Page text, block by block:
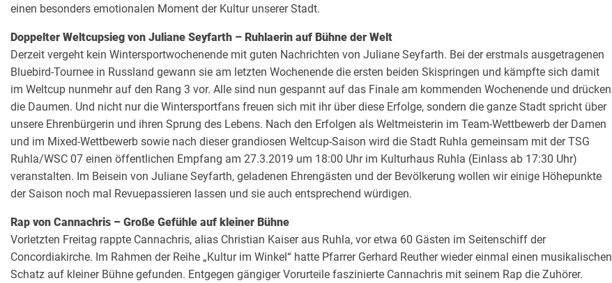
einen besonders emotionalen Moment der Kultur unserer Stadt.
Doppelter Weltcupsieg von Juliane Seyfarth – Ruhlaerin auf Bühne der Welt
Derzeit vergeht kein Wintersportwochenende mit guten Nachrichten von Juliane Seyfarth. Bei der erstmals ausgetragenen
Bluebird-Tournee in Russland gewann sie am letzten Wochenende die ersten beiden Skispringen und kämpfte sich damit
im Weltcup nunmehr auf den Rang 3 vor. Alle sind nun gespannt auf das Finale am kommenden Wochenende und drücken
die Daumen. Und nicht nur die Wintersportfans freuen sich mit ihr über diese Erfolge, sondern die ganze Stadt spricht über
unsere Ehrenbürgerin und ihren Sprung des Lebens. Nach den Erfolgen als Weltmeisterin im Team-Wettbewerb der Damen
und im Mixed-Wettbewerb sowie nach dieser grandiosen Weltcup-Saison wird die Stadt Ruhla gemeinsam mit der TSG
Ruhla/WSC 07 einen öffentlichen Empfang am 27.3.2019 um 18:00 Uhr im Kulturhaus Ruhla (Einlass ab 17:30 Uhr)
veranstalten. Im Beisein von Juliane Seyfarth, geladenen Ehrengästen und der Bevölkerung wollen wir einige Höhepunkte
der Saison noch mal Revuepassieren lassen und sie auch entsprechend würdigen.
Rap von Cannachris – Große Gefühle auf kleiner Bühne
Vorletzten Freitag rappte Cannachris, alias Christian Kaiser aus Ruhla, vor etwa 60 Gästen im Seitenschiff der
Concordiakirche. Im Rahmen der Reihe „Kultur im Winkel“ hatte Pfarrer Gerhard Reuther wieder einmal einen musikalischen
Schatz auf kleiner Bühne gefunden. Entgegen gängiger Vorurteile faszinierte Cannachris mit seinem Rap die Zuhörer.